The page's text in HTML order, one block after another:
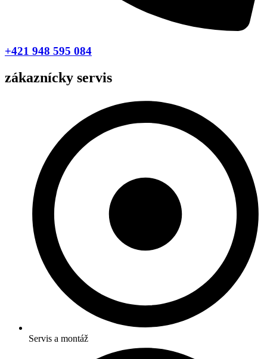
+421 948 595 084
zákaznícky servis
Servis a montáž